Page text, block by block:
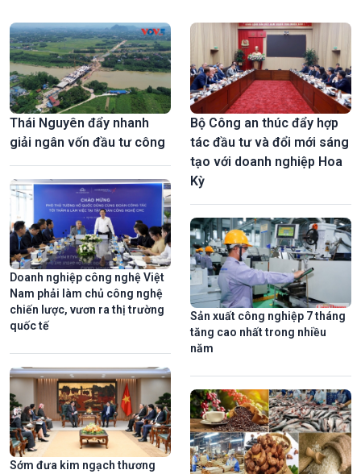
Thái Nguyên đẩy nhanh
giải ngân vốn đầu tư công
Doanh nghiệp công nghệ Việt
Nam phải làm chủ công nghệ
chiến lược, vươn ra thị trường
quốc tế
Sớm đưa kim ngạch thương
Bộ Công an thúc đẩy hợp
tác đầu tư và đổi mới sáng
tạo với doanh nghiệp Hoa
Kỳ
Sản xuất công nghiệp 7 tháng
tăng cao nhất trong nhiều
năm